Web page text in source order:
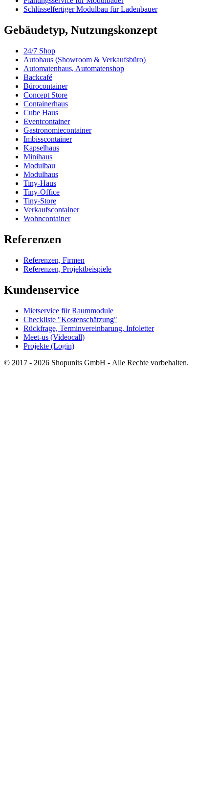
Schlüsselfertiger Modulbau für Ladenbauer
Gebäudetyp, Nutzungskonzept
24/7 Shop
Autohaus (Showroom & Verkaufsbüro)
Automatenhaus, Automatenshop
Backcafé
Bürocontainer
Concept Store
Containerhaus
Cube Haus
Eventcontainer
Gastronomiecontainer
Imbisscontainer
Kapselhaus
Minihaus
Modulbau
Modulhaus
Tiny-Haus
Tiny-Office
Tiny-Store
Verkaufscontainer
Wohncontainer
Referenzen
Referenzen, Firmen
Referenzen, Projektbeispiele
Kundenservice
Mietservice für Raummodule
Checkliste "Kostenschätzung"
Rückfrage, Terminvereinbarung, Infoletter
Meet-us (Videocall)
Projekte (Login)
© 2017 - 2026 Shopunits GmbH - Alle Rechte vorbehalten.